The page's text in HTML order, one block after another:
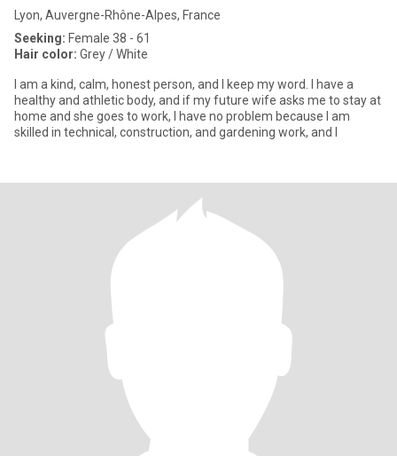
Lyon, Auvergne-Rhône-Alpes, France
Seeking: Female 38 - 61
Hair color: Grey / White
I am a kind, calm, honest person, and I keep my word. I have a
healthy and athletic body, and if my future wife asks me to stay at
home and she goes to work, I have no problem because I am
skilled in technical, construction, and gardening work, and I